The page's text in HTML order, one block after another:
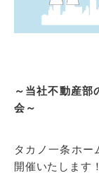
～当社不動産部
会～
タカノ一条ホー
開催いたします！